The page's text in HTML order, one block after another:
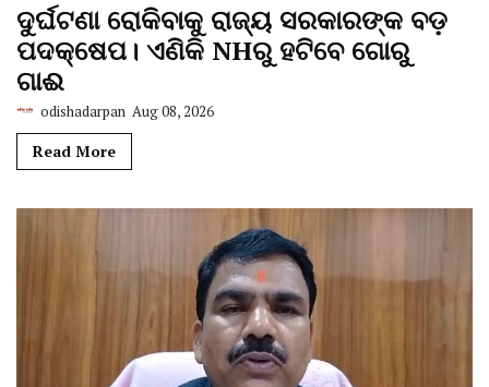
ଦୁର୍ଘଟଣା ରୋକିବାକୁ ରାଜ୍ୟ ସରକାରଙ୍କ ବଡ଼
ପଦକ୍ଷେପ। ଏଣିକି NHରୁ ହଟିବେ ଗୋରୁ
ଗାଈ
odishadarpan Aug 08, 2026
Read More